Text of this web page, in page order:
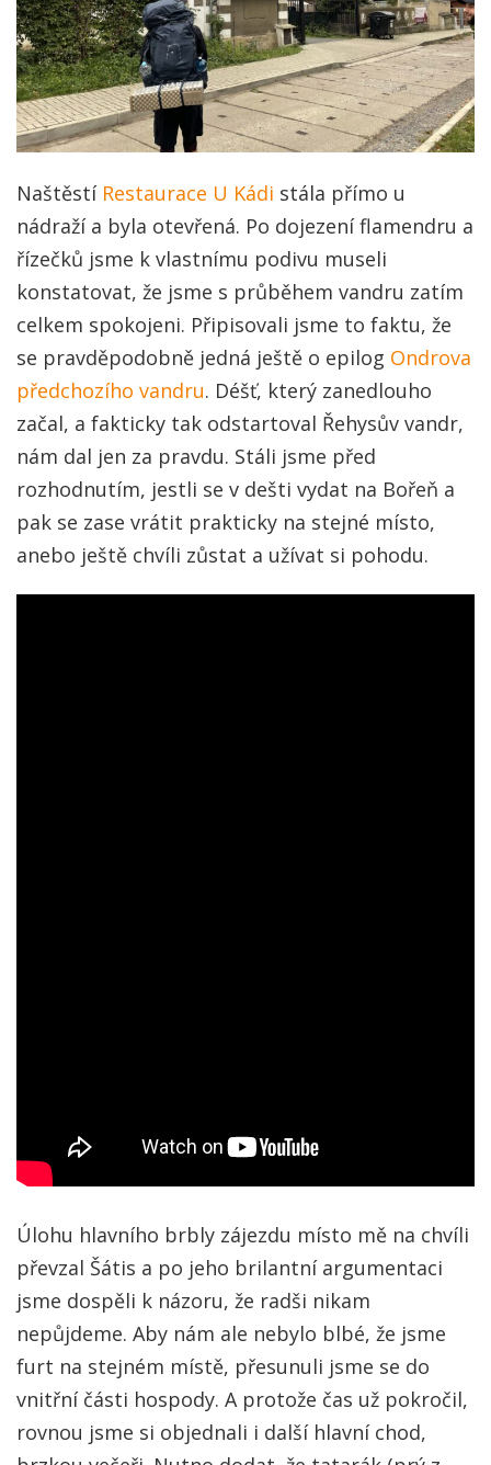
Naštěstí Restaurace U Kádi stála přímo u
nádraží a byla otevřená. Po dojezení flamendru a
řízečků jsme k vlastnímu podivu museli
konstatovat, že jsme s průběhem vandru zatím
celkem spokojeni. Připisovali jsme to faktu, že
se pravděpodobně jedná ještě o epilog Ondrova
předchozího vandru. Déšť, který zanedlouho
začal, a fakticky tak odstartoval Řehysův vandr,
nám dal jen za pravdu. Stáli jsme před
rozhodnutím, jestli se v dešti vydat na Bořeň a
pak se zase vrátit prakticky na stejné místo,
anebo ještě chvíli zůstat a užívat si pohodu.
Úlohu hlavního brbly zájezdu místo mě na chvíli
převzal Šátis a po jeho brilantní argumentaci
jsme dospěli k názoru, že radši nikam
nepůjdeme. Aby nám ale nebylo blbé, že jsme
furt na stejném místě, přesunuli jsme se do
vnitřní části hospody. A protože čas už pokročil,
rovnou jsme si objednali i další hlavní chod,